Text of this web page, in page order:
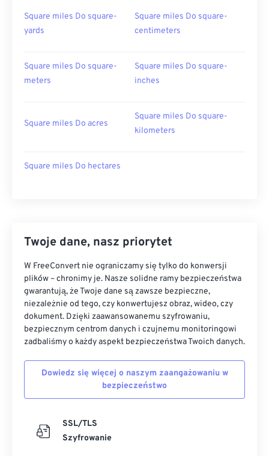
Square miles Do square-
yards
Square miles Do square-
centimeters
Square miles Do square-
meters
Square miles Do square-
inches
Square miles Do acres
Square miles Do square-
kilometers
Square miles Do hectares
Twoje dane, nasz priorytet
W FreeConvert nie ograniczamy się tylko do konwersji
plików – chronimy je. Nasze solidne ramy bezpieczeństwa
gwarantują, że Twoje dane są zawsze bezpieczne,
niezależnie od tego, czy konwertujesz obraz, wideo, czy
dokument. Dzięki zaawansowanemu szyfrowaniu,
bezpiecznym centrom danych i czujnemu monitoringowi
zadbaliśmy o każdy aspekt bezpieczeństwa Twoich danych.
Dowiedz się więcej o naszym zaangażowaniu w
bezpieczeństwo
SSL/TLS
Szyfrowanie